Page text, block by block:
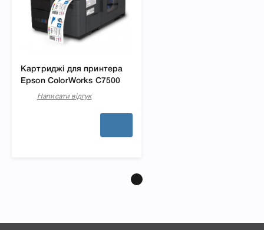
Картриджі для принтера
Epson ColorWorks C7500
Написати відгук